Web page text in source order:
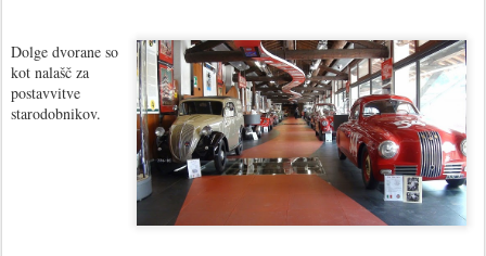
Dolge dvorane so
kot nalašč za
postavvitve
starodobnikov.